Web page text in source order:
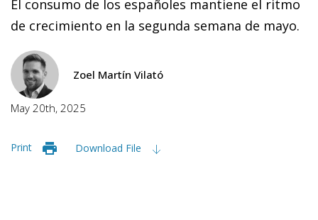
El consumo de los españoles mantiene el ritmo
de crecimiento en la segunda semana de mayo.
Zoel Martín Vilató
May 20th, 2025
Print Download File